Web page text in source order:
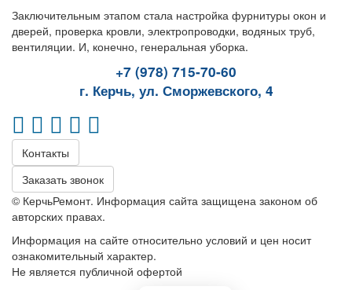
Заключительным этапом стала настройка фурнитуры окон и
дверей, проверка кровли, электропроводки, водяных труб,
вентиляции. И, конечно, генеральная уборка.
+7 (978) 715-70-60
г. Керчь, ул. Сморжевского, 4
Контакты
Заказать звонок
© КерчьРемонт. Информация сайта защищена законом об
авторских правах.
Информация на сайте относительно условий и цен носит
ознакомительный характер.
Не является публичной офертой